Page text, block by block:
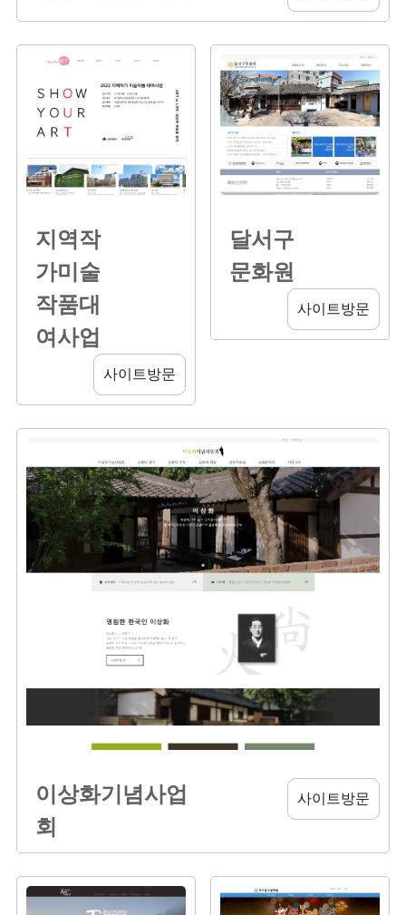
지역작
가미술
작품대
여사업
사이트방문
달서구
문화원
사이트방문
이상화기념사업
회
사이트방문